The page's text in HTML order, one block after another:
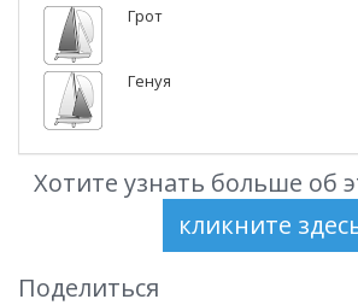
Грот
Генуя
Хотите узнать больше об
Поделиться